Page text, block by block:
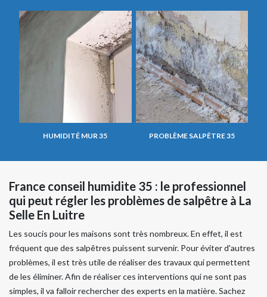
HUMIDITÉ MUR 35 PROBLÈME SALPÊTRE 35
France conseil humidite 35 : le professionnel
qui peut régler les problèmes de salpêtre à La
Selle En Luitre
Les soucis pour les maisons sont très nombreux. En effet, il est
fréquent que des salpêtres puissent survenir. Pour éviter d'autres
problèmes, il est très utile de réaliser des travaux qui permettent
de les éliminer. Afin de réaliser ces interventions qui ne sont pas
simples, il va falloir rechercher des experts en la matière. Sachez